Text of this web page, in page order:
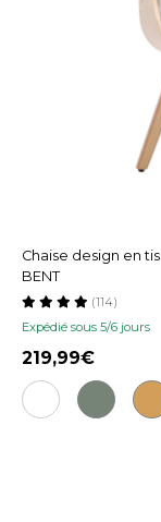
Chaise design en
BENT
Expédié sous 5/6 jours
(114)
219,99